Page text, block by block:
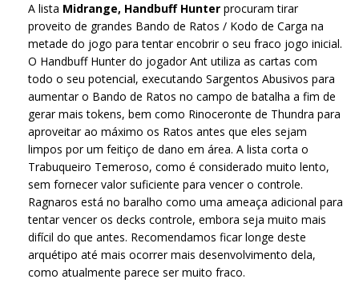
A lista Midrange, Handbuff Hunter procuram tirar
proveito de grandes Bando de Ratos / Kodo de Carga na
metade do jogo para tentar encobrir o seu fraco jogo inicial.
O Handbuff Hunter do jogador Ant utiliza as cartas com
todo o seu potencial, executando Sargentos Abusivos para
aumentar o Bando de Ratos no campo de batalha a fim de
gerar mais tokens, bem como Rinoceronte de Thundra para
aproveitar ao máximo os Ratos antes que eles sejam
limpos por um feitiço de dano em área. A lista corta o
Trabuqueiro Temeroso, como é considerado muito lento,
sem fornecer valor suficiente para vencer o controle.
Ragnaros está no baralho como uma ameaça adicional para
tentar vencer os decks controle, embora seja muito mais
difícil do que antes. Recomendamos ficar longe deste
arquétipo até mais ocorrer mais desenvolvimento dela,
como atualmente parece ser muito fraco.